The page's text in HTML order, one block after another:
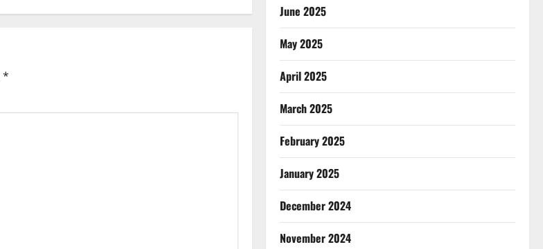
*
June 2025
May 2025
April 2025
March 2025
February 2025
January 2025
December 2024
November 2024